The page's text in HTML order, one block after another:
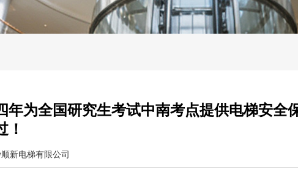
年为全国研究生考试中南考点提供电梯安全
！
新电梯有限公司